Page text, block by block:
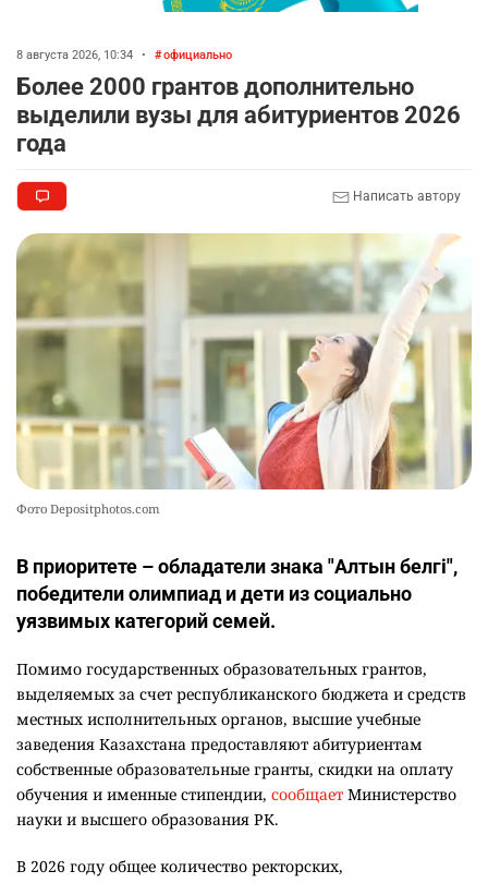
8 августа 2026, 10:34 • официально
Более 2000 грантов дополнительно
выделили вузы для абитуриентов 2026
года
Написать автору
Фото Depositphotos.com
В приоритете – обладатели знака "Алтын белгі",
победители олимпиад и дети из социально
уязвимых категорий семей.
Помимо государственных образовательных грантов,
выделяемых за счет республиканского бюджета и средств
местных исполнительных органов, высшие учебные
заведения Казахстана предоставляют абитуриентам
собственные образовательные гранты, скидки на оплату
обучения и именные стипендии, сообщает Министерство
науки и высшего образования РК.
В 2026 году общее количество ректорских,